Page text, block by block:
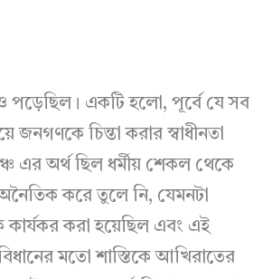
পড়েছিল। একটি হলো, পূর্বে যে সব
জনগণকে চিন্তা করার স্বাধীনতা
এর অর্থ ছিল ধর্মীয় শেকল থেকে
করে তুলে নি, যেমনটা
করা হয়েছিল এবং এই
মতো শাস্তিকে আখিরাতের